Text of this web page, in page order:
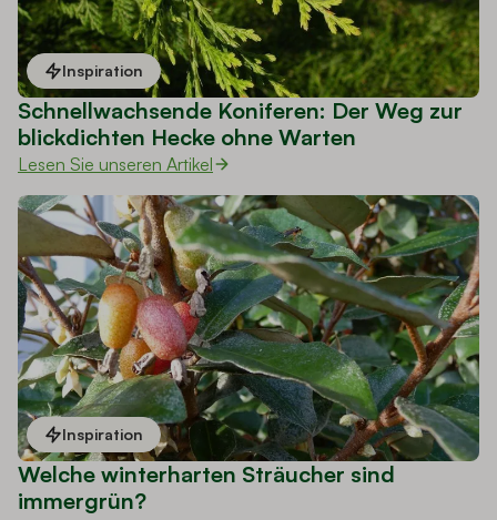
Inspiration
Schnellwachsende Koniferen: Der Weg zur
blickdichten Hecke ohne Warten
Lesen Sie unseren Artikel
Inspiration
Welche winterharten Sträucher sind
immergrün?